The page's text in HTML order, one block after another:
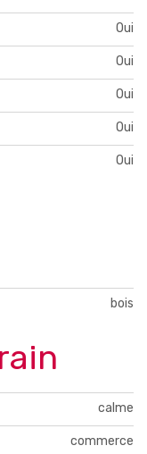
Oui
Oui
Oui
Oui
Oui
bois
calme
commerce